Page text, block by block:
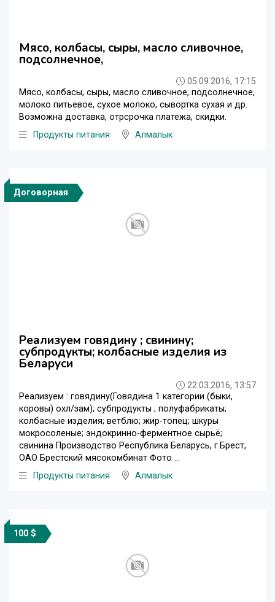
Мясо, колбасы, сыры, масло сливочное,
подсолнечное,
05.09.2016, 17:15
Мясо, колбасы, сыры, масло сливочное, подсолнечное,
молоко питьевое, сухое молоко, сывортка сухая и др.
Возможна доставка, отрсрочка платежа, скидки.
Продукты питания
Алмалык
Договорная
Реализуем говядину ; свинину;
субпродукты; колбасные изделия из
Беларуси
22.03.2016, 13:57
Реализуем : говядину(Говядина 1 категории (быки,
коровы) охл/зам); субпродукты ; полуфабрикаты;
колбасные изделия; ветблю; жир-топец; шкуры
мокросоленые; эндокринно-ферментное сырьё;
свинина Производство Республика Беларусь, г.Брест,
ОАО Брестский мясокомбинат Фото ...
Продукты питания
Алмалык
100 $